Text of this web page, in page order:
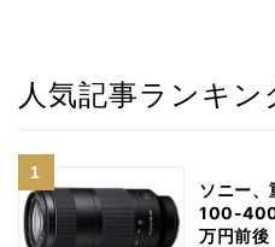
人気記事ランキン
ソニー
100-
万円前後